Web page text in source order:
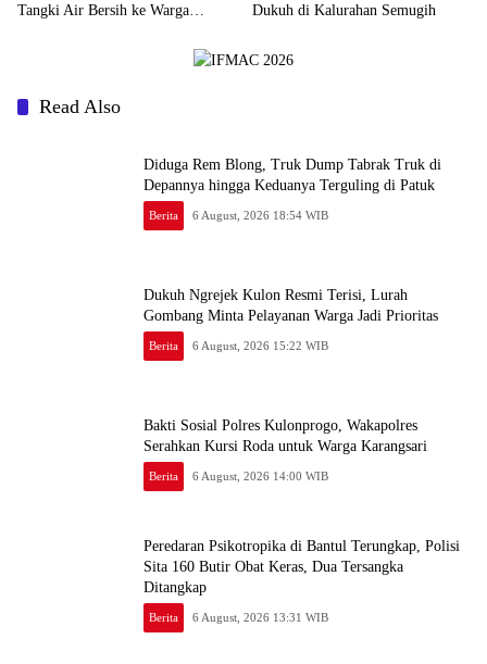
Tangki Air Bersih ke Warga
Dukuh di Kalurahan Semugih
Read Also
Diduga Rem Blong, Truk Dump Tabrak Truk di
Depannya hingga Keduanya Terguling di Patuk
Berita 6 August, 2026 18:54 WIB
Dukuh Ngrejek Kulon Resmi Terisi, Lurah
Gombang Minta Pelayanan Warga Jadi Prioritas
Berita 6 August, 2026 15:22 WIB
Bakti Sosial Polres Kulonprogo, Wakapolres
Serahkan Kursi Roda untuk Warga Karangsari
Berita 6 August, 2026 14:00 WIB
Peredaran Psikotropika di Bantul Terungkap, Polisi
Sita 160 Butir Obat Keras, Dua Tersangka
Ditangkap
Berita 6 August, 2026 13:31 WIB